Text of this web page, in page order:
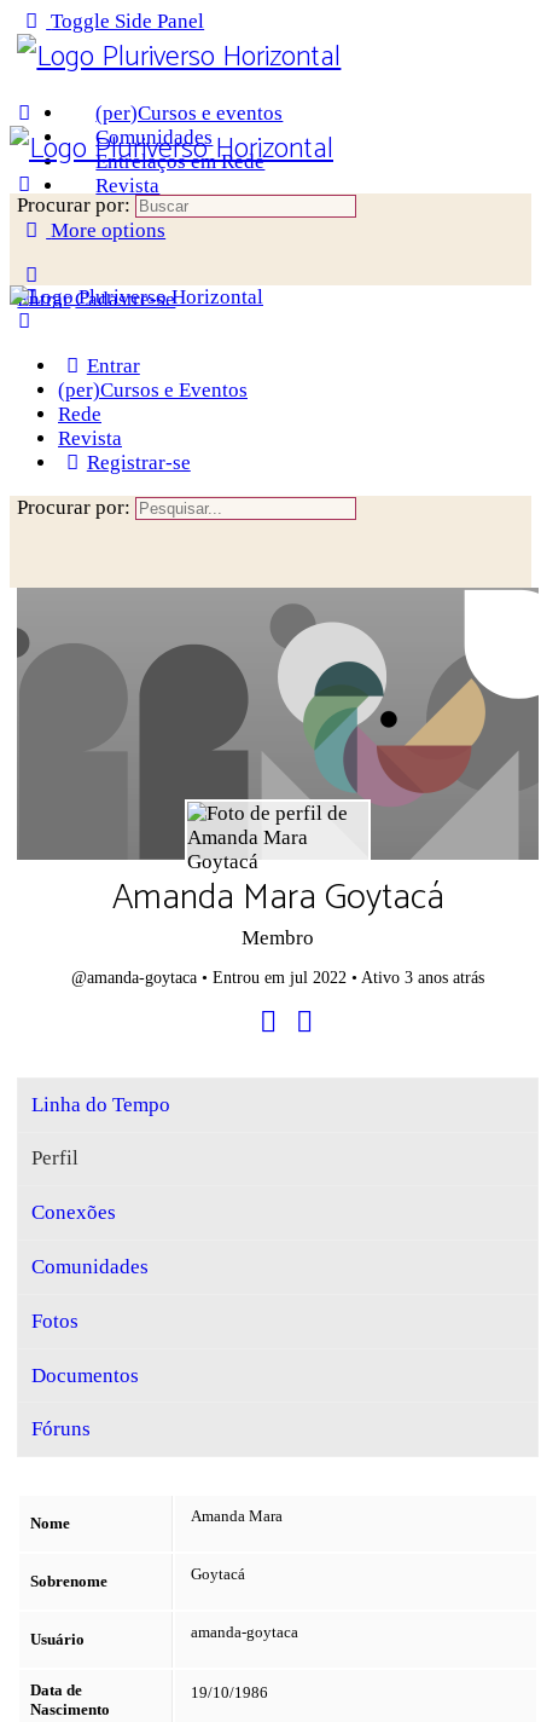
Toggle Side Panel
(per)Cursos e eventos
Comunidades
Entrelaços em Rede
Revista
More options
Entrar Cadastre-se
Procurar por:
Entrar
(per)Cursos e Eventos
Rede
Revista
Registrar-se
Procurar por:
Amanda Mara Goytacá
Membro
@amanda-goytaca • Entrou em jul 2022• Ativo 3 anos atrás
Linha do Tempo
Perfil
Conexões
Comunidades
Fotos
Documentos
Fóruns
Nome Amanda Mara
Sobrenome Goytacá
Usuário amanda-goytaca
Data de
Nascimento
19/10/1986